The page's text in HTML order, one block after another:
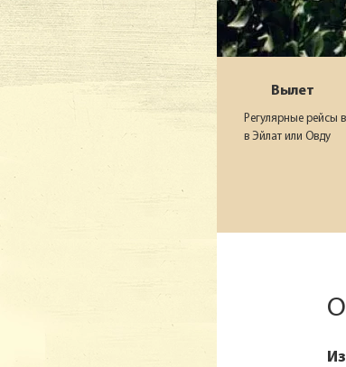
Вылет
Регулярные рейсы
в Эйлат или Овду